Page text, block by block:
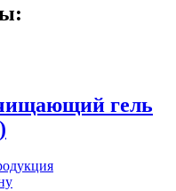
гель